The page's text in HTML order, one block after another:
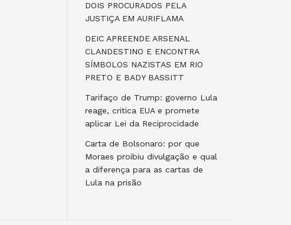
DOIS PROCURADOS PELA
JUSTIÇA EM AURIFLAMA
DEIC APREENDE ARSENAL
CLANDESTINO E ENCONTRA
SÍMBOLOS NAZISTAS EM RIO
PRETO E BADY BASSITT
Tarifaço de Trump: governo Lula
reage, critica EUA e promete
aplicar Lei da Reciprocidade
Carta de Bolsonaro: por que
Moraes proibiu divulgação e qual
a diferença para as cartas de
Lula na prisão